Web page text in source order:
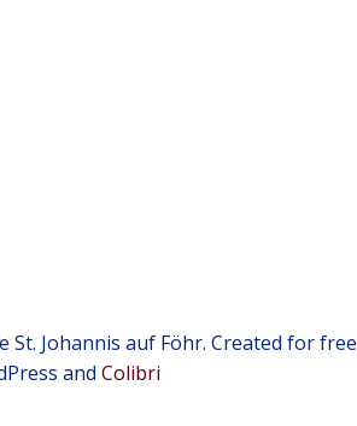
St. Johannis auf Föhr. Created for free
and Colibri